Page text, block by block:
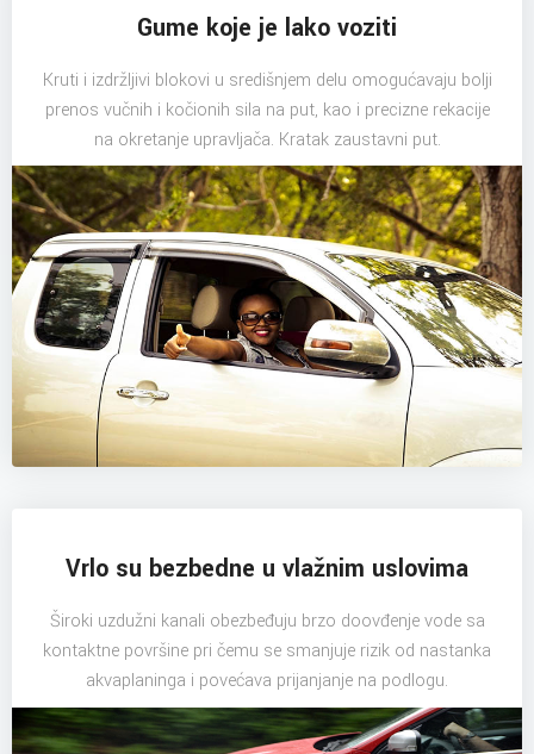
Gume koje je lako voziti
Kruti i izdržljivi blokovi u središnjem delu omogućavaju bolji
prenos vučnih i kočionih sila na put, kao i precizne rekacije
na okretanje upravljača. Kratak zaustavni put.
Vrlo su bezbedne u vlažnim uslovima
Široki uzdužni kanali obezbeđuju brzo doovđenje vode sa
kontaktne površine pri čemu se smanjuje rizik od nastanka
akvaplaninga i povećava prijanjanje na podlogu.